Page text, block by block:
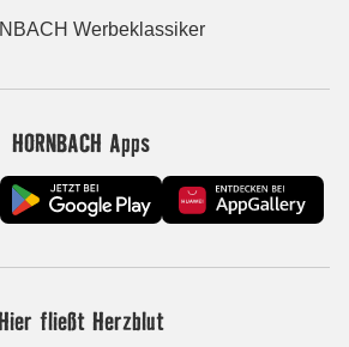
Werbeklassiker
HORNBACH Apps
fließt Herzblut